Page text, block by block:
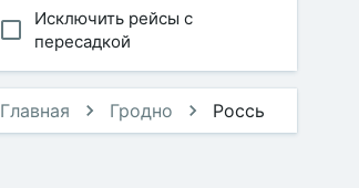
Исключить рейсы с
пересадкой
Главная Гродно Россь